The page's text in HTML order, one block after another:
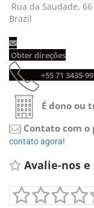
Rua da Saudade,
Brazil
Obter direções
+55 71 3435-
É dono ou
Contato com
contato agora!
Avalie-nos